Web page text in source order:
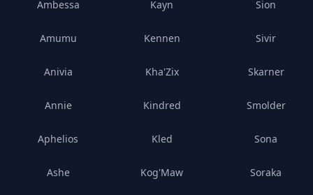
Ambessa
Amumu
Anivia
Annie
Aphelios
Ashe
Kayn
Kennen
Kha'Zix
Kindred
Kled
Kog'Maw
Sion
Sivir
Skarner
Smolder
Sona
Soraka